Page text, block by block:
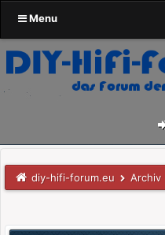
Menu
diy-hifi-forum.eu Archiv